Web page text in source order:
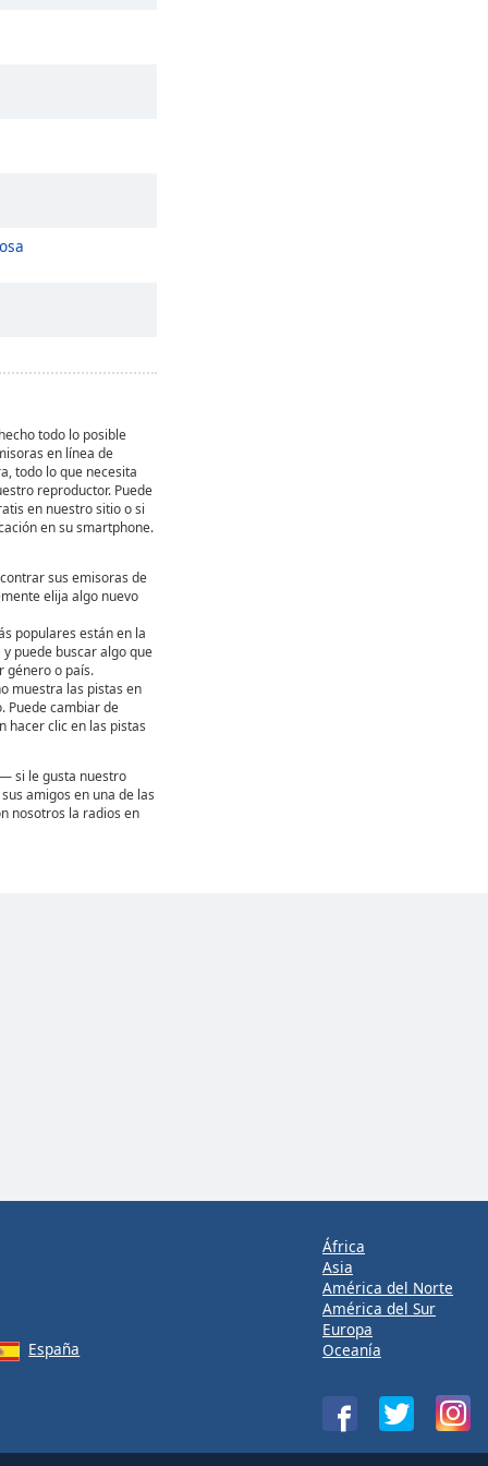
todo lo posible
en línea de
todo lo que necesita
reproductor. Puede
en nuestro sitio o si
en su smartphone.
sus emisoras de
elija algo nuevo
populares están en la
puede buscar algo que
género o país.
muestra las pistas en
Puede cambiar de
hacer clic en las pistas
si le gusta nuestro
amigos en una de las
nosotros la radios en
España
África
Asia
América del Norte
América del Sur
Europa
Oceanía